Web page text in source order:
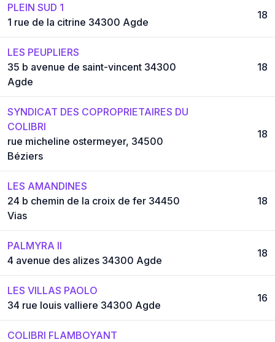
PLEIN SUD 1
1 rue de la citrine 34300 Agde
18
LES PEUPLIERS
35 b avenue de saint-vincent 34300
Agde
18
SYNDICAT DES COPROPRIETAIRES DU
COLIBRI
rue micheline ostermeyer, 34500
Béziers
18
LES AMANDINES
24 b chemin de la croix de fer 34450
Vias
18
PALMYRA II
4 avenue des alizes 34300 Agde
18
LES VILLAS PAOLO
34 rue louis valliere 34300 Agde
16
COLIBRI FLAMBOYANT